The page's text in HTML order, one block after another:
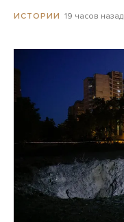
ИСТОРИИ 19 часов назад